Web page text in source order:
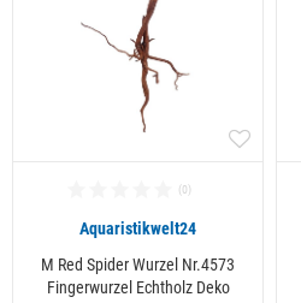
Aquaristikwelt24
M Red Spider Wurzel Nr.4573
Fingerwurzel Echtholz Deko